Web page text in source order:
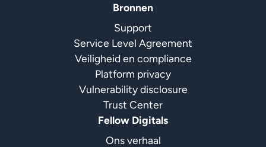
Bronnen
Support
Service Level Agreement
Veiligheid en compliance
Platform privacy
Vulnerability disclosure
Trust Center
Fellow Digitals
Ons verhaal